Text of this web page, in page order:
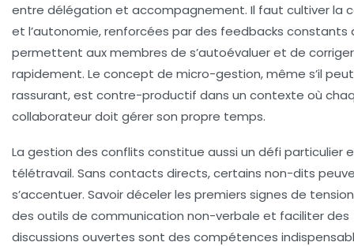
entre délégation et accompagnement. Il faut cultiver la
et l’autonomie, renforcées par des feedbacks constants
permettent aux membres de s’autoévaluer et de
rapidement. Le concept de micro-gestion, même s’il
rassurant, est contre-productif dans un contexte où
collaborateur doit gérer son propre temps.
La gestion des conflits constitue aussi un défi particulier
télétravail. Sans contacts directs, certains non-dits
s’accentuer. Savoir déceler les premiers signes de
des outils de communication non-verbale et faciliter des
discussions ouvertes sont des compétences